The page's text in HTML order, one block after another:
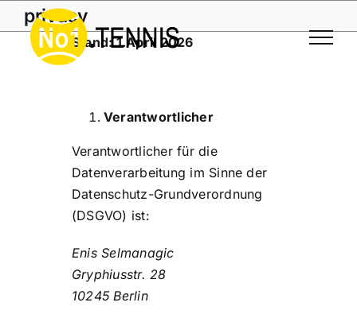
Skip
to
content
privacy
Stand: 1.April 2026
Verantwortlicher
Verantwortlicher für die
Datenverarbeitung im Sinne der
Datenschutz-Grundverordnung
(DSGVO) ist:
Enis Selmanagic
Gryphiusstr. 28
10245 Berlin